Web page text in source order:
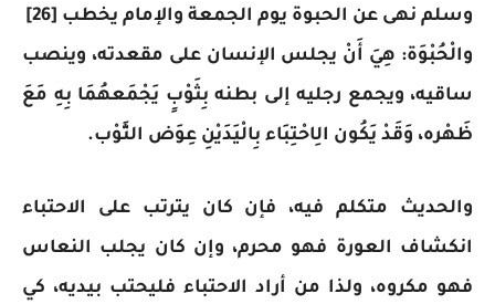
وسلم نهى عن الحبوة يوم الجمعة والإمام يخطب [26]
والْحُبْوَة: هِيَ أَنْ يجلس الإنسان على مقعدته، وينصب
ساقيه، ويجمع رجليه إلى بطنه بِثَوْبٍ يَجْمَعهُمَا بِهِ مَعَ
ظَهْره، وَقَدْ يَكُون الِاحْتِبَاء بِالْيَدَيْنِ عِوَض الثَّوْب.
والحديث متكلم فيه، فإن كان يترتب على الاحتباء
انكشاف العورة فهو محرم، وإن كان يجلب النعاس
فهو مكروه، ولذا من أراد الاحتباء فليحتب بيديه، كي